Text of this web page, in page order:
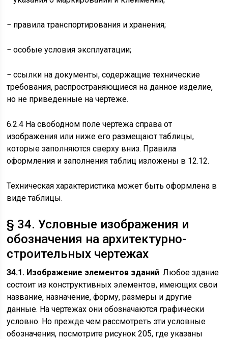
− правила транспортирования и хранения;
− особые условия эксплуатации;
− ссылки на документы, содержащие технические
требования, распространяющиеся на данное изделие,
но не приведенные на чертеже.
6.2.4 На свободном поле чертежа справа от
изображения или ниже его размещают таблицы,
которые заполняются сверху вниз. Правила
оформления и заполнения таблиц изложены в 12.12.
Техническая характеристика может быть оформлена в
виде таблицы.
§ 34. Условные изображения и
обозначения на архитектурно-
строительных чертежах
34.1. Изображение элементов зданий. Любое здание
состоит из конструктивных элементов, имеющих свои
название, назначение, форму, размеры и другие
данные. На чертежах они обозначаются графически
условно. Но прежде чем рассмотреть эти условные
обозначения, посмотрите рисунок 205, где указаны